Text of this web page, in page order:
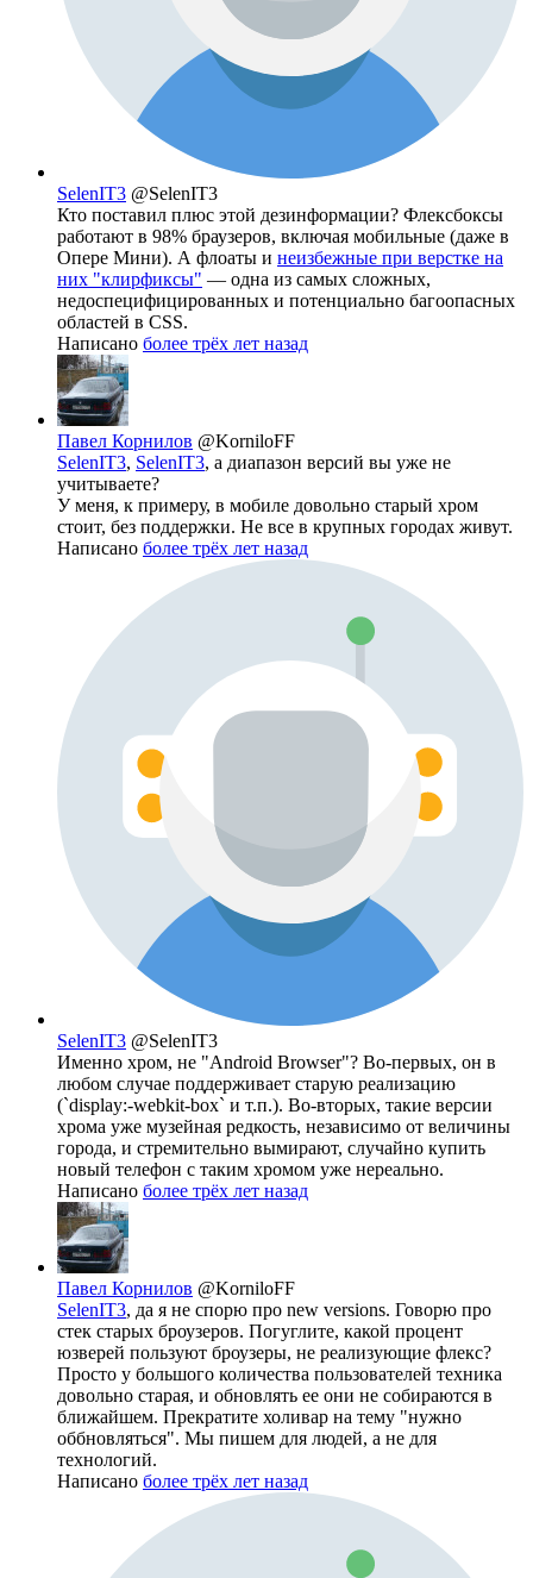
SelenIT3 @SelenIT3
Кто поставил плюс этой дезинформации? Флексбоксы
работают в 98% браузеров, включая мобильные (даже в
Опере Мини). А флоаты и неизбежные при верстке на
них "клирфиксы" — одна из самых сложных,
недоспецифицированных и потенциально багоопасных
областей в CSS.
Написано более трёх лет назад
Павел Корнилов @KorniloFF
SelenIT3, SelenIT3, а диапазон версий вы уже не
учитываете?
У меня, к примеру, в мобиле довольно старый хром
стоит, без поддержки. Не все в крупных городах живут.
Написано более трёх лет назад
SelenIT3 @SelenIT3
Именно хром, не "Android Browser"? Во-первых, он в
любом случае поддерживает старую реализацию
(`display:-webkit-box` и т.п.). Во-вторых, такие версии
хрома уже музейная редкость, независимо от величины
города, и стремительно вымирают, случайно купить
новый телефон с таким хромом уже нереально.
Написано более трёх лет назад
Павел Корнилов @KorniloFF
SelenIT3, да я не спорю про new versions. Говорю про
стек старых броузеров. Погуглите, какой процент
юзверей пользуют броузеры, не реализующие флекс?
Просто у большого количества пользователей техника
довольно старая, и обновлять ее они не собираются в
ближайшем. Прекратите холивар на тему "нужно
оббновляться". Мы пишем для людей, а не для
технологий.
Написано более трёх лет назад